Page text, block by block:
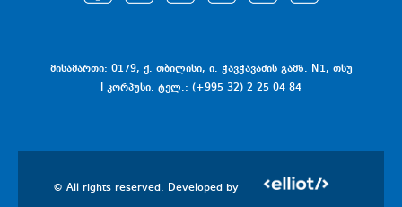
მისამართი: 0179, ქ. თბილისი, ი. ჭავჭავაძის გამზ. N1, თსუ
I კორპუსი. ტელ.: (+995 32) 2 25 04 84
© All rights reserved. Developed by